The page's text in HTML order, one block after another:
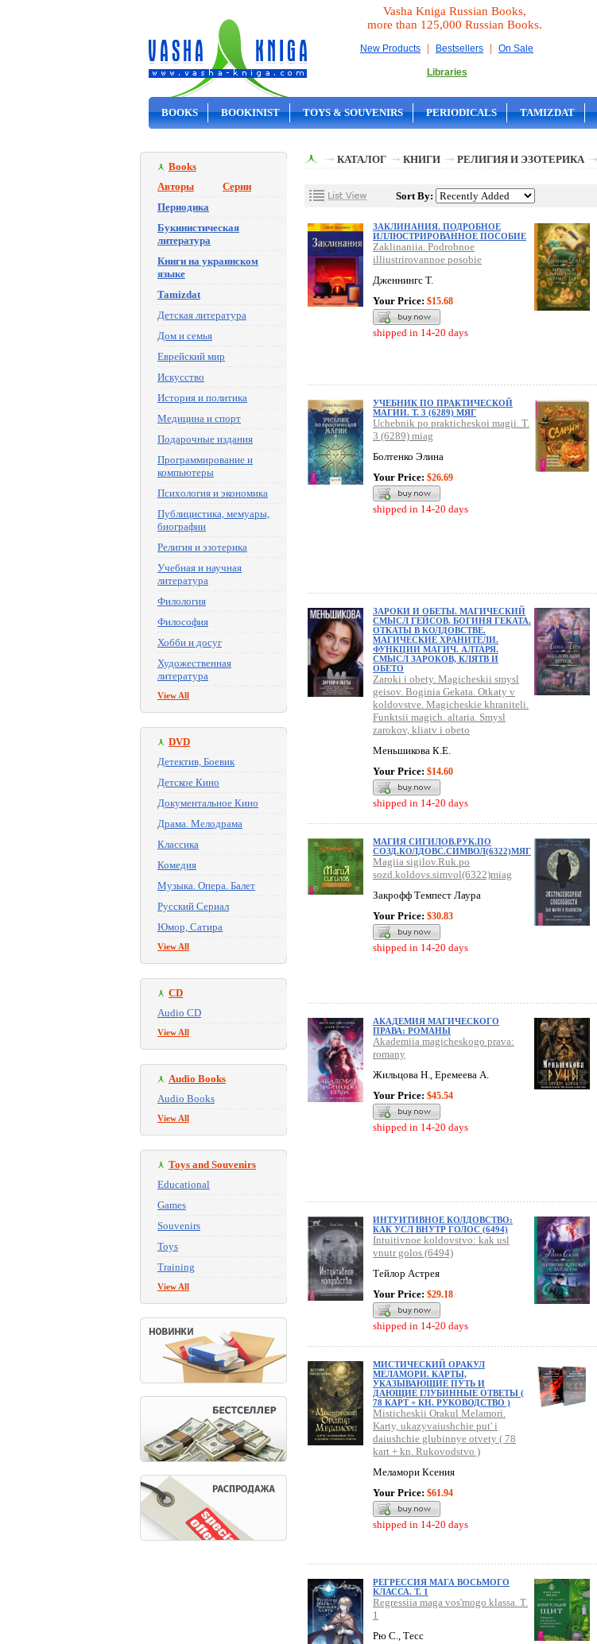
Vasha Kniga Russian Books,
more than 125,000 Russian Books.
New Products | Bestsellers | On Sale
Libraries
BOOKS BOOKINIST TOYS & SOUVENIRS PERIODICALS TAMIZDAT
Books
Авторы
Серии
Периодика
Букинистическая
литература
Книги на украинском
языке
Tamizdat
Детская литература
Дом и семья
Еврейский мир
Искусство
История и политика
Медицина и спорт
Подарочные издания
Программирование и
компьютеры
Психология и экономика
Публицистика, мемуары,
биографии
Религия и эзотерика
Учебная и научная
литература
Филология
Философия
Хобби и досуг
Художественная
литература
View All
DVD
Детектив, Боевик
Детское Кино
Документальное Кино
Драма. Мелодрама
Классика
Комедия
Музыка. Опера. Балет
Русский Сериал
Юмор, Сатира
View All
CD
Audio CD
View All
Audio Books
Audio Books
View All
Toys and Souvenirs
Educational
Games
Souvenirs
Toys
Training
View All
КАТАЛОГ КНИГИ РЕЛИГИЯ И ЭЗОТЕРИКА
Sort By:
ЗАКЛИНАНИЯ. ПОДРОБНОЕ
ИЛЛЮСТРИРОВАННОЕ ПОСОБИЕ
Zaklinaniia. Podrobnoe
illiustrirovannoe posobie
Дженнингс Т.
Your Price: $15.68
shipped in 14-20 days
УЧЕБНИК ПО ПРАКТИЧЕСКОЙ
МАГИИ. Т. 3 (6289) МЯГ
Uchebnik po prakticheskoi magii. T.
3 (6289) miag
Болтенко Элина
Your Price: $26.69
shipped in 14-20 days
ЗАРОКИ И ОБЕТЫ. МАГИЧЕСКИЙ
СМЫСЛ ГЕЙСОВ. БОГИНЯ ГЕКАТА.
ОТКАТЫ В КОЛДОВСТВЕ.
МАГИЧЕСКИЕ ХРАНИТЕЛИ.
ФУНКЦИИ МАГИЧ. АЛТАРЯ.
СМЫСЛ ЗАРОКОВ, КЛЯТВ И
ОБЕТО
Zaroki i obety. Magicheskii smysl
geisov. Boginia Gekata. Otkaty v
koldovstve. Magicheskie khraniteli.
Funktsii magich. altaria. Smysl
zarokov, kliatv i obeto
Меньшикова К.Е.
Your Price: $14.60
shipped in 14-20 days
МАГИЯ СИГИЛОВ.РУК.ПО
СОЗД.КОЛДОВС.СИМВОЛ(6322)МЯГ
Magiia sigilov.Ruk.po
sozd.koldovs.simvol(6322)miag
Закрофф Темпест Лаура
Your Price: $30.83
shipped in 14-20 days
АКАДЕМИЯ МАГИЧЕСКОГО
ПРАВА: РОМАНЫ
Akademiia magicheskogo prava:
romany
Жильцова Н., Еремеева А.
Your Price: $45.54
shipped in 14-20 days
ИНТУИТИВНОЕ КОЛДОВСТВО:
КАК УСЛ ВНУТР ГОЛОС (6494)
Intuitivnoe koldovstvo: kak usl
vnutr golos (6494)
Тейлор Астрея
Your Price: $29.18
shipped in 14-20 days
МИСТИЧЕСКИЙ ОРАКУЛ
МЕЛАМОРИ. КАРТЫ,
УКАЗЫВАЮЩИЕ ПУТЬ И
ДАЮЩИЕ ГЛУБИННЫЕ ОТВЕТЫ (
78 КАРТ + КН. РУКОВОДСТВО )
Misticheskii Orakul Melamori.
Karty, ukazyvaiushchie put' i
daiushchie glubinnye otvety ( 78
kart + kn. Rukovodstvo )
Меламори Ксения
Your Price: $61.94
shipped in 14-20 days
РЕГРЕССИЯ МАГА ВОСЬМОГО
КЛАССА. Т. 1
Regressiia maga vos'mogo klassa. T.
1
Рю С., Тесс